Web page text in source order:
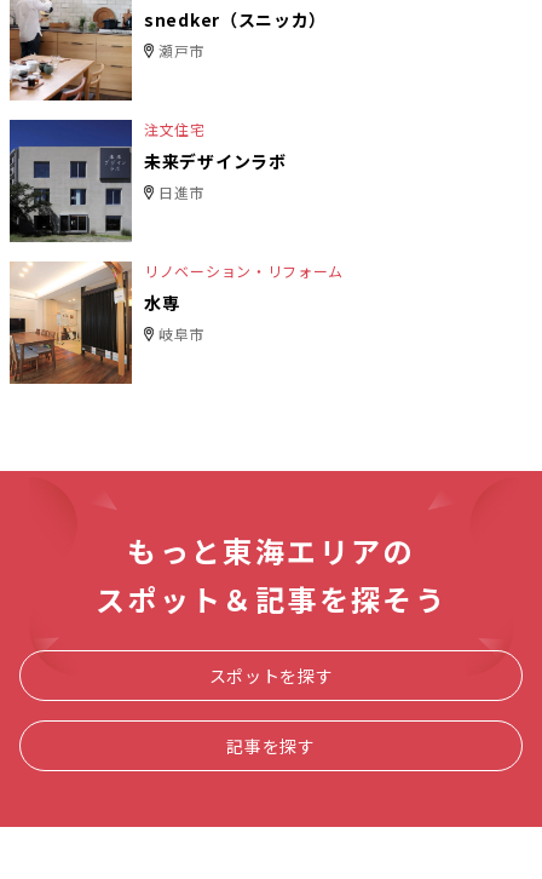
snedker（スニッカ）
瀬戸市
注文住宅
未来デザインラボ
日進市
リノベーション・リフォーム
水専
岐阜市
もっと東海エリアの
スポット＆記事を探そう
スポットを探す
記事を探す